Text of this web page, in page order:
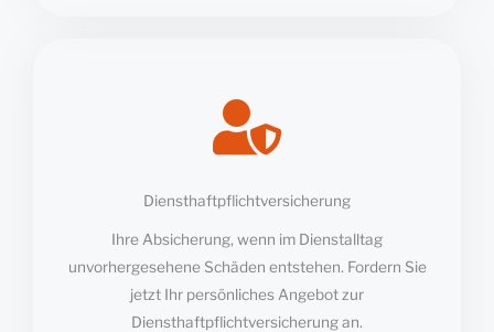
Diensthaftpflichtversicherung
Ihre Absicherung, wenn im Dienstalltag
unvorhergesehene Schäden entstehen. Fordern Sie
jetzt Ihr persönliches Angebot zur
Diensthaftpflichtversicherung an.